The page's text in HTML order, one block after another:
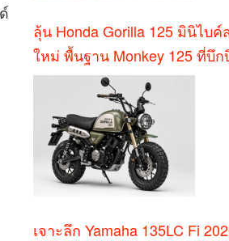
ลุ้น Honda Gorilla 125 มินิไบ
ใหม่ พื้นฐาน Monkey 125 ที่บึก
เจาะลึก Yamaha 135LC Fi